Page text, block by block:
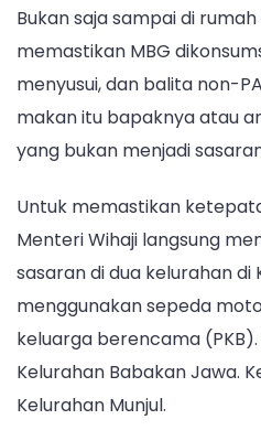
Bukan saja sampai di
memastikan MBG
menyusui, dan balita non-
makan itu bapaknya atau
yang bukan menjadi
Untuk memastikan
Menteri Wihaji langsung
sasaran di dua kelurahan
menggunakan sepeda
keluarga berencama (PKB).
Kelurahan Babakan Jawa.
Kelurahan Munjul.